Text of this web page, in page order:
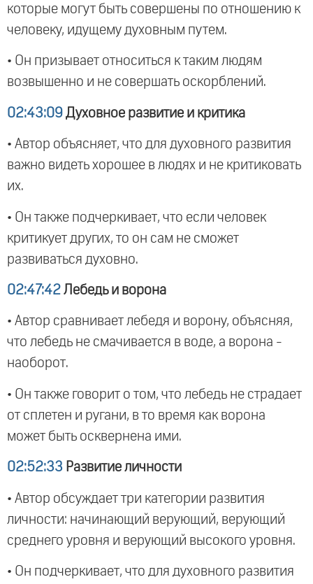
которые могут быть совершены по отношению к
человеку, идущему духовным путем.
• Он призывает относиться к таким людям
возвышенно и не совершать оскорблений.
02:43:09 Духовное развитие и критика
• Автор объясняет, что для духовного развития
важно видеть хорошее в людях и не критиковать
их.
• Он также подчеркивает, что если человек
критикует других, то он сам не сможет
развиваться духовно.
02:47:42 Лебедь и ворона
• Автор сравнивает лебедя и ворону, объясняя,
что лебедь не смачивается в воде, а ворона -
наоборот.
• Он также говорит о том, что лебедь не страдает
от сплетен и ругани, в то время как ворона
может быть осквернена ими.
02:52:33 Развитие личности
• Автор обсуждает три категории развития
личности: начинающий верующий, верующий
среднего уровня и верующий высокого уровня.
• Он подчеркивает, что для духовного развития